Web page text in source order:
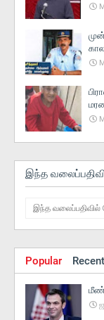
இந்த
Popular